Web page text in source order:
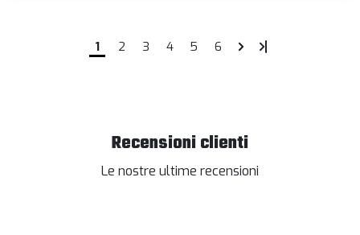
1 2 3 4 5 6
Recensioni clienti
Le nostre ultime recensioni